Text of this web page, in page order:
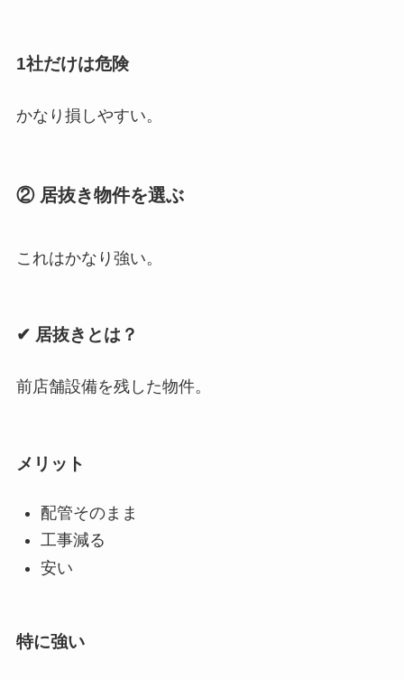
1社だけは危険
かなり損しやすい。
② 居抜き物件を選ぶ
これはかなり強い。
✔ 居抜きとは？
前店舗設備を残した物件。
メリット
配管そのまま
工事減る
安い
特に強い